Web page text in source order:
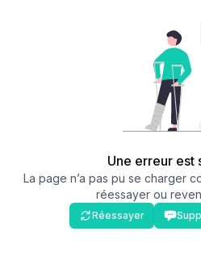
Une erreur est
La page n’a pas pu se charger
réessayer ou
Réessayer